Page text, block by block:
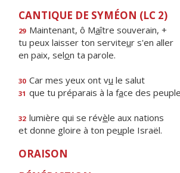
CANTIQUE DE SYMÉON (LC 2)
29 Maintenant, ô Maître souverain, +
tu peux laisser ton serviteur s'en aller
en paix, selon ta parole.
30 Car mes yeux ont vu le salut
31 que tu préparais à la face des
32 lumière qui se révèle aux nations
et donne gloire à ton peuple Israël.
ORAISON